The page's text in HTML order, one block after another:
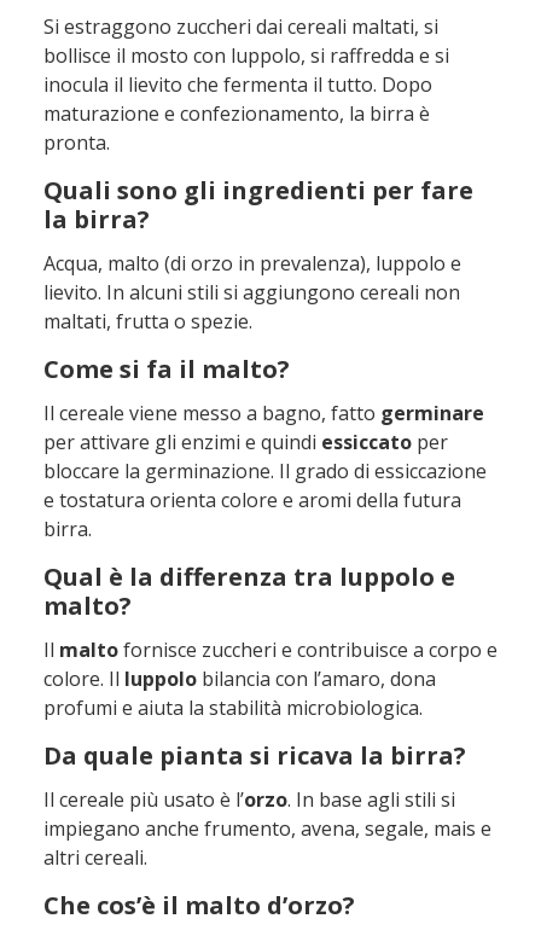
Si estraggono zuccheri dai cereali maltati, si
bollisce il mosto con luppolo, si raffredda e si
inocula il lievito che fermenta il tutto. Dopo
maturazione e confezionamento, la birra è
pronta.
Quali sono gli ingredienti per fare
la birra?
Acqua, malto (di orzo in prevalenza), luppolo e
lievito. In alcuni stili si aggiungono cereali non
maltati, frutta o spezie.
Come si fa il malto?
Il cereale viene messo a bagno, fatto germinare
per attivare gli enzimi e quindi essiccato per
bloccare la germinazione. Il grado di essiccazione
e tostatura orienta colore e aromi della futura
birra.
Qual è la differenza tra luppolo e
malto?
Il maltofornisce zuccheri e contribuisce a corpo e
colore. Il luppolo bilancia con l’amaro, dona
profumi e aiuta la stabilità microbiologica.
Da quale pianta si ricava la birra?
Il cereale più usato è l’orzo. In base agli stili si
impiegano anche frumento, avena, segale, mais e
altri cereali.
Che cos’è il malto d’orzo?